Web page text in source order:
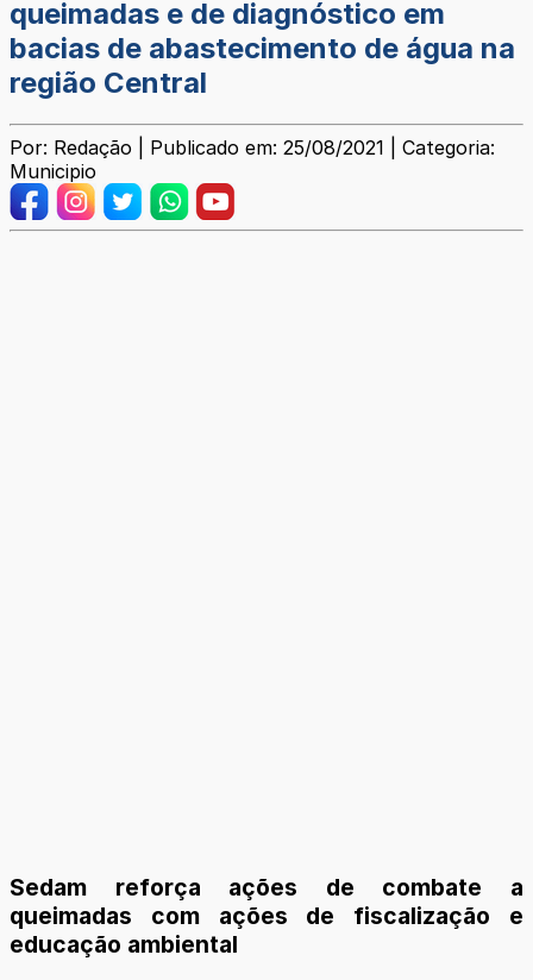
queimadas e de diagnóstico em
bacias de abastecimento de água na
região Central
Por: Redação | Publicado em: 25/08/2021 | Categoria:
Municipio
Sedam reforça ações de combate a
queimadas com ações de fiscalização e
educação ambiental